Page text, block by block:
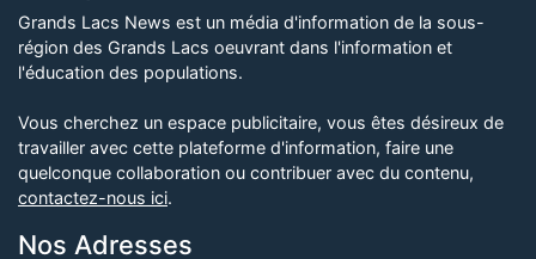
Grands Lacs News est un média d'information de la sous-
région des Grands Lacs oeuvrant dans l'information et
l'éducation des populations.
Vous cherchez un espace publicitaire, vous êtes désireux de
travailler avec cette plateforme d'information, faire une
quelconque collaboration ou contribuer avec du contenu,
contactez-nous ici.
Nos Adresses